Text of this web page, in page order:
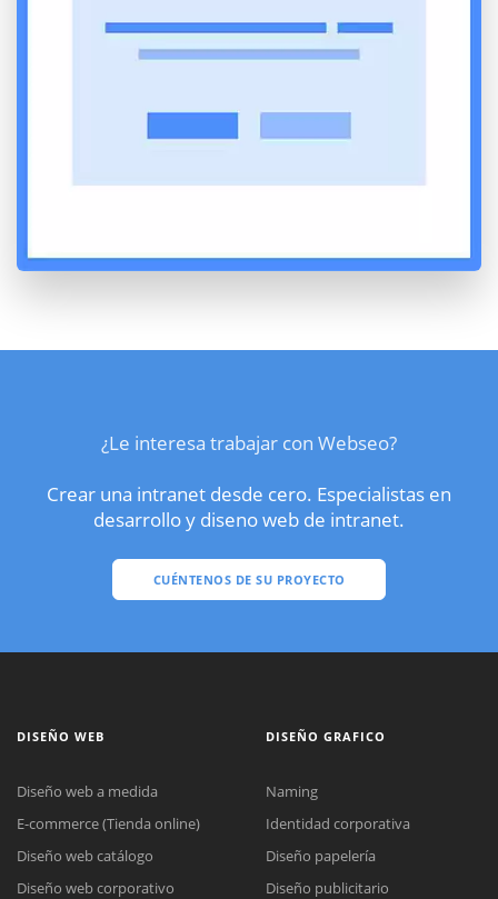
¿Le interesa trabajar con Webseo?
Crear una intranet desde cero. Especialistas en
desarrollo y diseno web de intranet.
CUÉNTENOS DE SU PROYECTO
DISEÑO WEB
Diseño web a medida
E-commerce (Tienda online)
Diseño web catálogo
Diseño web corporativo
DISEÑO GRAFICO
Naming
Identidad corporativa
Diseño papelería
Diseño publicitario